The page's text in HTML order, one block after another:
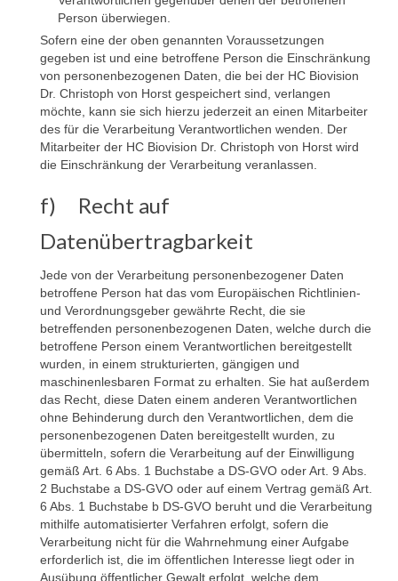
Person überwiegen.
Sofern eine der oben genannten Voraussetzungen
gegeben ist und eine betroffene Person die Einschränkung
von personenbezogenen Daten, die bei der HC Biovision
Dr. Christoph von Horst gespeichert sind, verlangen
möchte, kann sie sich hierzu jederzeit an einen Mitarbeiter
des für die Verarbeitung Verantwortlichen wenden. Der
Mitarbeiter der HC Biovision Dr. Christoph von Horst wird
die Einschränkung der Verarbeitung veranlassen.
f) Recht auf
Datenübertragbarkeit
Jede von der Verarbeitung personenbezogener Daten
betroffene Person hat das vom Europäischen Richtlinien-
und Verordnungsgeber gewährte Recht, die sie
betreffenden personenbezogenen Daten, welche durch die
betroffene Person einem Verantwortlichen bereitgestellt
wurden, in einem strukturierten, gängigen und
maschinenlesbaren Format zu erhalten. Sie hat außerdem
das Recht, diese Daten einem anderen Verantwortlichen
ohne Behinderung durch den Verantwortlichen, dem die
personenbezogenen Daten bereitgestellt wurden, zu
übermitteln, sofern die Verarbeitung auf der Einwilligung
gemäß Art. 6 Abs. 1 Buchstabe a DS-GVO oder Art. 9 Abs.
2 Buchstabe a DS-GVO oder auf einem Vertrag gemäß Art.
6 Abs. 1 Buchstabe b DS-GVO beruht und die Verarbeitung
mithilfe automatisierter Verfahren erfolgt, sofern die
Verarbeitung nicht für die Wahrnehmung einer Aufgabe
erforderlich ist, die im öffentlichen Interesse liegt oder in
Ausübung öffentlicher Gewalt erfolgt, welche dem